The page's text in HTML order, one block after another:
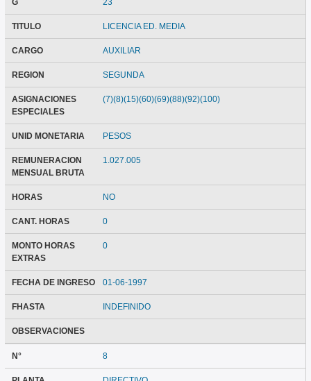
G 23
TITULO LICENCIA ED. MEDIA
CARGO AUXILIAR
REGION SEGUNDA
ASIGNACIONES
ESPECIALES
(7)(8)(15)(60)(69)(88)(92)(100)
UNID MONETARIA PESOS
REMUNERACION
MENSUAL BRUTA
1.027.005
HORAS NO
CANT. HORAS 0
MONTO HORAS
EXTRAS
0
FECHA DE INGRESO 01-06-1997
FHASTA INDEFINIDO
OBSERVACIONES
N° 8